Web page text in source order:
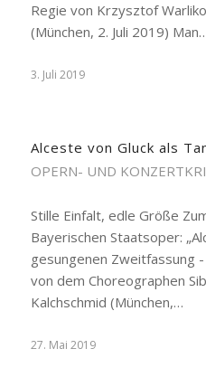
Regie von Krzysztof
(München, 2. Juli 2019)
3. Juli 2019
Alceste von Gluck als
OPERN- UND
Stille Einfalt, edle Größe
Bayerischen Staatsoper:
gesungenen Zweitfassung
von dem Choreographen
Kalchschmid (München,…
27. Mai 2019